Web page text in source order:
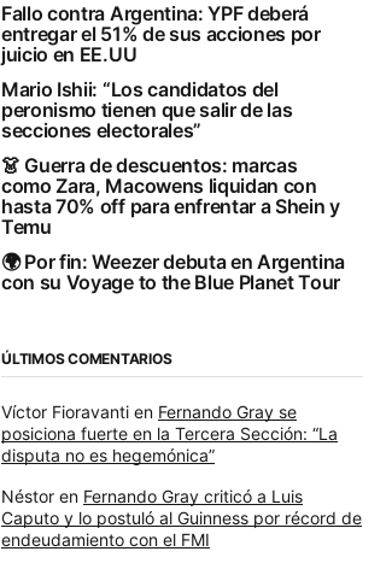
Fallo contra Argentina: YPF deberá
entregar el 51% de sus acciones por
juicio en EE.UU
Mario Ishii: “Los candidatos del
peronismo tienen que salir de las
secciones electorales”
👗 Guerra de descuentos: marcas
como Zara, Macowens liquidan con
hasta 70% off para enfrentar a Shein y
Temu
🌍 Por fin: Weezer debuta en Argentina
con su Voyage to the Blue Planet Tour
ÚLTIMOS COMENTARIOS
Víctor Fioravanti en Fernando Gray se
posiciona fuerte en la Tercera Sección: “La
disputa no es hegemónica”
Néstor en Fernando Gray criticó a Luis
Caputo y lo postuló al Guinness por récord de
endeudamiento con el FMI